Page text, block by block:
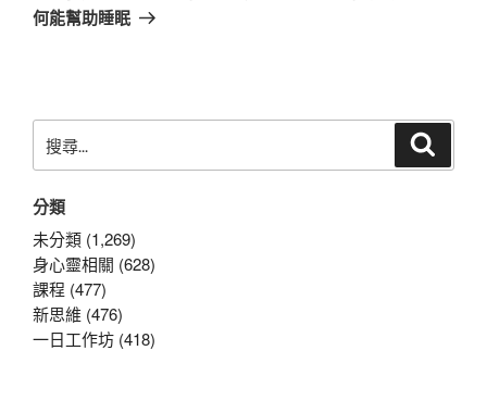
篇
何能幫助睡眠
尋
鍵
字:
分類
未分類 (1,269)
身心靈相關 (628)
課程 (477)
新思維 (476)
一日工作坊 (418)